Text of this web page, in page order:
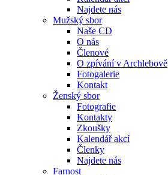
Najdete nás
Mužský sbor
Naše CD
O nás
Členové
O zpívání v Archlebově
Fotogalerie
Kontakt
Ženský sbor
Fotografie
Kontakty
Zkoušky
Kalendář akcí
Členky
Najdete nás
Farnost